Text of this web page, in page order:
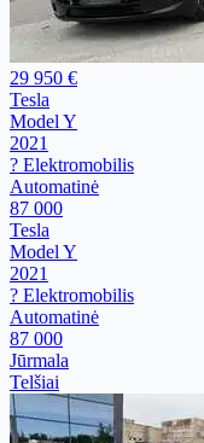
29 950 €
Tesla
Model Y
2021
? Elektromobilis
Automatinė
87 000
Tesla
Model Y
2021
? Elektromobilis
Automatinė
87 000
Jūrmala
Telšiai